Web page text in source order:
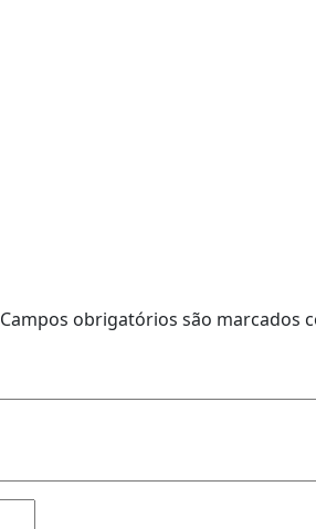
Campos obrigatórios são marcados